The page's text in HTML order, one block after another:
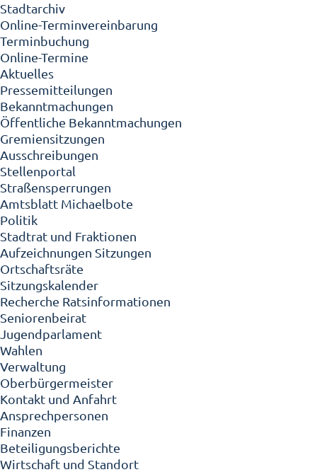
Stadtarchiv
Online-Terminvereinbarung
Terminbuchung
Online-Termine
Aktuelles
Pressemitteilungen
Bekanntmachungen
Öffentliche Bekanntmachungen
Gremiensitzungen
Ausschreibungen
Stellenportal
Straßensperrungen
Amtsblatt Michaelbote
Politik
Stadtrat und Fraktionen
Aufzeichnungen Sitzungen
Ortschaftsräte
Sitzungskalender
Recherche Ratsinformationen
Seniorenbeirat
Jugendparlament
Wahlen
Verwaltung
Oberbürgermeister
Kontakt und Anfahrt
Ansprechpersonen
Finanzen
Beteiligungsberichte
Wirtschaft und Standort